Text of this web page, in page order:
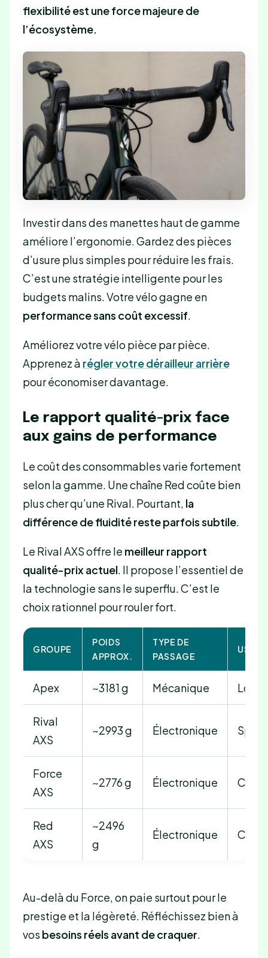
flexibilité est une force majeure de
l’écosystème.
Investir dans des manettes haut de gamme
améliore l’ergonomie. Gardez des pièces
d’usure plus simples pour réduire les frais.
C’est une stratégie intelligente pour les
budgets malins. Votre vélo gagne en
performance sans coût excessif.
Améliorez votre vélo pièce par pièce.
Apprenez à régler votre dérailleur arrière
pour économiser davantage.
Le rapport qualité-prix face
aux gains de performance
Le coût des consommables varie fortement
selon la gamme. Une chaîne Red coûte bien
plus cher qu’une Rival. Pourtant, la
différence de fluidité reste parfois subtile.
Le Rival AXS offre le meilleur rapport
qualité-prix actuel. Il propose l’essentiel de
la technologie sans le superflu. C’est le
choix rationnel pour rouler fort.
GROUPE
POIDS
APPROX.
TYPE DE
PASSAGE
Apex ~3181 g Mécanique Loisir
Rival
AXS
~2993 g Électronique Sport
Force
AXS
~2776 g Électronique
Red
AXS
~2496
g
Électronique
Au-delà du Force, on paie surtout pour le
prestige et la légèreté. Réfléchissez bien à
vos besoins réels avant de craquer